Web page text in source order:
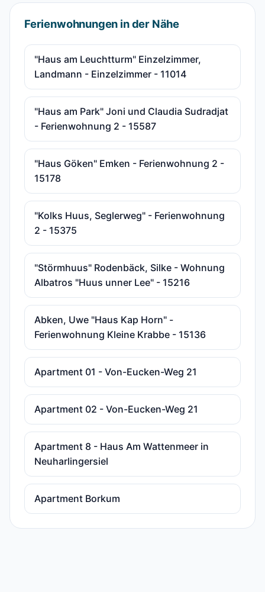
Ferienwohnungen in der Nähe
"Haus am Leuchtturm" Einzelzimmer,
Landmann - Einzelzimmer - 11014
"Haus am Park" Joni und Claudia Sudradjat
- Ferienwohnung 2 - 15587
"Haus Göken" Emken - Ferienwohnung 2 -
15178
"Kolks Huus, Seglerweg" - Ferienwohnung
2 - 15375
"Störmhuus" Rodenbäck, Silke - Wohnung
Albatros "Huus unner Lee" - 15216
Abken, Uwe "Haus Kap Horn" -
Ferienwohnung Kleine Krabbe - 15136
Apartment 01 - Von-Eucken-Weg 21
Apartment 02 - Von-Eucken-Weg 21
Apartment 8 - Haus Am Wattenmeer in
Neuharlingersiel
Apartment Borkum